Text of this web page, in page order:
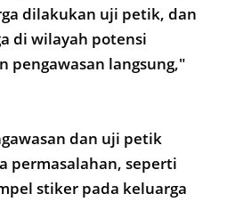
dilakukan uji petik, dan
di wilayah potensi
pengawasan langsung,"
dan uji petik
permasalahan, seperti
stiker pada keluarga